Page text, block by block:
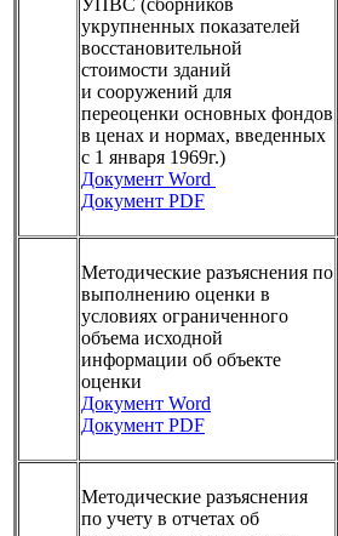
УПВС (сборников
укрупненных показателей
восстановительной
стоимости зданий
и сооружений для
переоценки основных фондов
в ценах и нормах, введенных
с 1 января 1969г.)
Документ Word
Документ PDF
Методические разъяснения по
выполнению оценки в
условиях ограниченного
объема исходной
информации об объекте
оценки
Документ Word
Документ PDF
Методические разъяснения
по учету в отчетах об